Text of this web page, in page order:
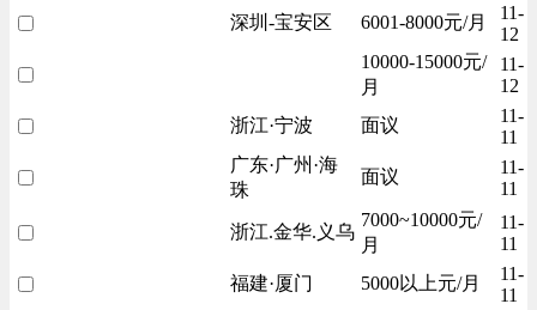
深圳-宝安区
6001-8000元/月
11-
12
10000-15000元/
月
11-
12
浙江·宁波
面议
11-
11
广东·广州·海
珠
面议
11-
11
浙江.金华.义乌
7000~10000元/
月
11-
11
福建·厦门
5000以上元/月
11-
11